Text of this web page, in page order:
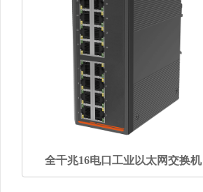
全千兆16电口工业以太网交换机